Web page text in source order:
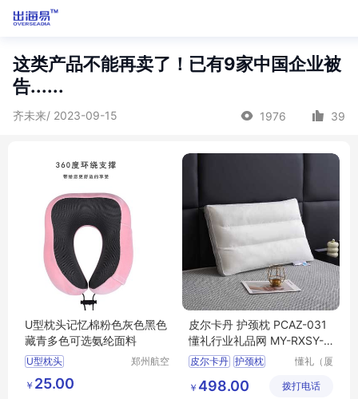
这类产品不能再卖了！已有9家中国企业被
告......
齐未来/ 2023-09-15 1976 39
U型枕头记忆棉粉色灰色黑色
藏青多色可选氨纶面料
U型枕头
郑州航空
￥ 25.00
皮尔卡丹 护颈枕 PCAZ-031
懂礼行业礼品网 MY-RXSY-
(T)-169
皮尔卡丹 护颈枕
行业礼品网 MY
懂礼（厦
链有限公
￥ 498.00 拨打电话